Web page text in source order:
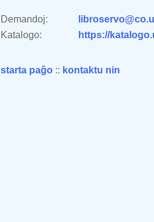
Demandoj:
Katalogo:
https://
starta paĝo :: kontaktu nin